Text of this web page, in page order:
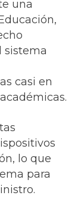
una
sistema
casi en
lo que
para